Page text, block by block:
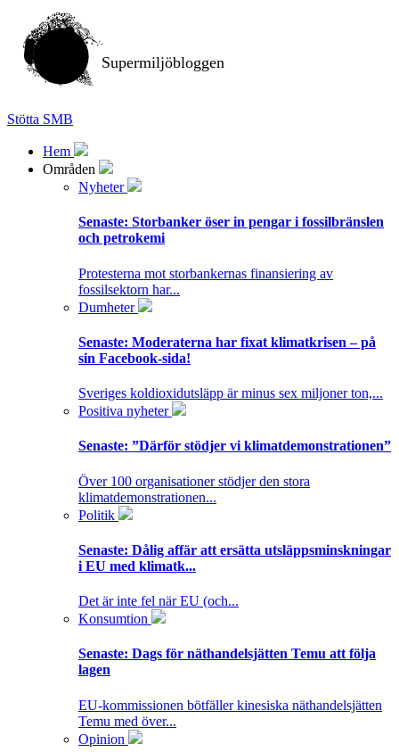
Supermiljöbloggen
Stötta SMB
Hem
Områden
Nyheter
Senaste: Storbanker öser in pengar i fossilbränslen
och petrokemi
Protesterna mot storbankernas finansiering av
fossilsektorn har...
Dumheter
Senaste: Moderaterna har fixat klimatkrisen – på
sin Facebook-sida!
Sveriges koldioxidutsläpp är minus sex miljoner ton,...
Positiva nyheter
Senaste: ”Därför stödjer vi klimatdemonstrationen”
Över 100 organisationer stödjer den stora
klimatdemonstrationen...
Politik
Senaste: Dålig affär att ersätta utsläppsminskningar
i EU med klimatk...
Det är inte fel när EU (och...
Konsumtion
Senaste: Dags för näthandelsjätten Temu att följa
lagen
EU-kommissionen bötfäller kinesiska näthandelsjätten
Temu med över...
Opinion